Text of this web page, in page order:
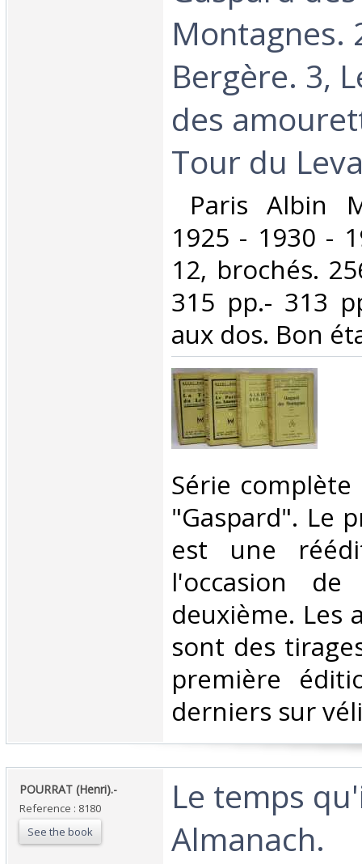
Montagnes.
Bergère. 3,
des
Tour du
Paris Albin
1925 - 1930 -
12, brochés.
315 pp.- 313
aux dos. Bon
‎Série
"Gaspard". Le
est une
l'occasion
deuxième. Les
sont des
première
derniers sur
‎POURRAT (Henri).-‎
Reference : 8180
See the book
‎Le temps
Almanach.‎